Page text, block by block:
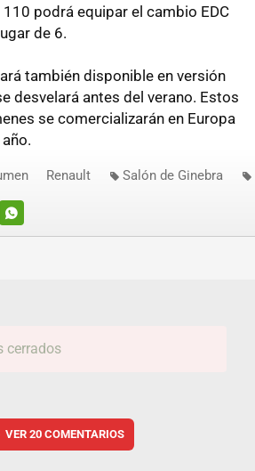
podrá equipar el cambio EDC
de 6.
también disponible en versión
desvelará antes del verano. Estos
se comercializarán en Europa
WHATSAPP
Renault Salón de Ginebra
cerrados
VER 20 COMENTARIOS